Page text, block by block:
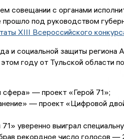
совещании с органами
прошло под руководством
XIII Всероссийского
и социальной защиты региона
году от Тульской области
сфера» — проект «Герой 71»;
— проект «Цифровой
уверенно выиграл
рекордное число голосов —